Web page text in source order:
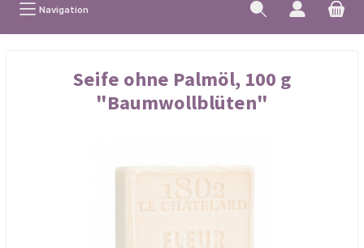
Navigation
Seife ohne Palmöl, 100 g
"Baumwollblüten"